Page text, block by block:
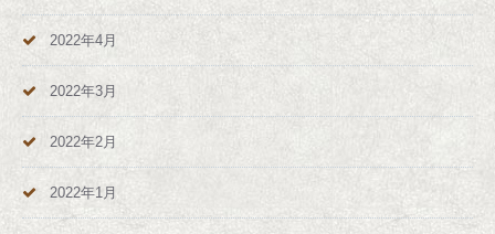
2022年4月
2022年3月
2022年2月
2022年1月